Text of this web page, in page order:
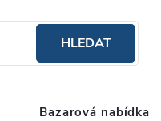
HLEDAT
Bazarová nabídka